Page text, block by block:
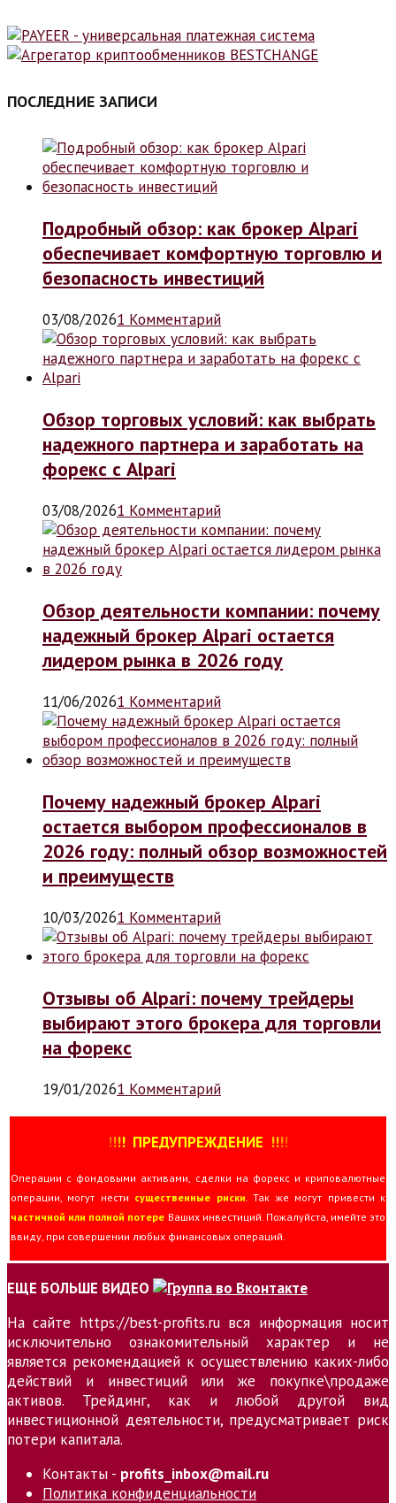
ПОСЛЕДНИЕ ЗАПИСИ
Подробный обзор: как брокер Alpari
обеспечивает комфортную торговлю и
безопасность инвестиций
03/08/20261 Комментарий
Обзор торговых условий: как выбрать
надежного партнера и заработать на
форекс с Alpari
03/08/20261 Комментарий
Обзор деятельности компании: почему
надежный брокер Alpari остается
лидером рынка в 2026 году
11/06/20261 Комментарий
Почему надежный брокер Alpari
остается выбором профессионалов в
2026 году: полный обзор возможностей
и преимуществ
10/03/20261 Комментарий
Отзывы об Alpari: почему трейдеры
выбирают этого брокера для торговли
на форекс
19/01/20261 Комментарий
!!!! ПРЕДУПРЕЖДЕНИЕ !!!!
Операции с фондовыми активами, сделки на форекс и криповалютные
операции, могут нести существенные риски . Так же могут привести к
частичной или полной потере Ваших инвестиций. Пожалуйста, имейте это
ввиду, при совершении любых финансовых операций.
ЕЩЕ БОЛЬШЕ ВИДЕО
На сайте https://best-profits.ru вся информация носит
исключительно ознакомительный характер и не
является рекомендацией к осуществлению каких-либо
действий и инвестиций или же покупке\продаже
активов. Трейдинг, как и любой другой вид
инвестиционной деятельности, предусматривает риск
потери капитала.
Контакты - profits_inbox@mail.ru
Политика конфиденциальности